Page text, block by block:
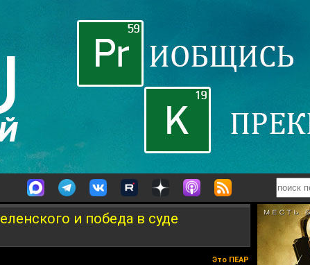
и победа в суде
Это ПЕАР